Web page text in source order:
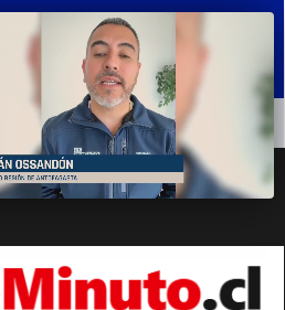
NOTICIERO POLÍTICA